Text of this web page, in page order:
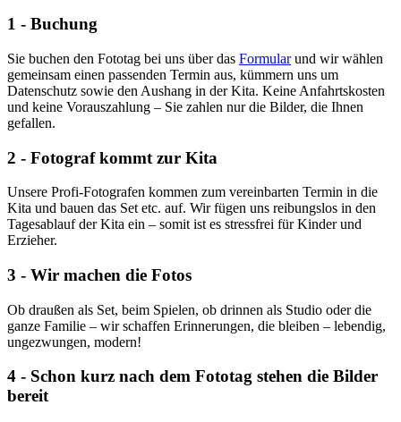
1 - Buchung
Sie buchen den Fototag bei uns über das Formularund wir wählen
gemeinsam einen passenden Termin aus, kümmern uns um
Datenschutz sowie den Aushang in der Kita. Keine Anfahrtskosten
und keine Vorauszahlung – Sie zahlen nur die Bilder, die Ihnen
gefallen.
2 - Fotograf kommt zur Kita
Unsere Profi-Fotografen kommen zum vereinbarten Termin in die
Kita und bauen das Set etc. auf. Wir fügen uns reibungslos in den
Tagesablauf der Kita ein – somit ist es stressfrei für Kinder und
Erzieher.
3 - Wir machen die Fotos
Ob draußen als Set, beim Spielen, ob drinnen als Studio oder die
ganze Familie – wir schaffen Erinnerungen, die bleiben – lebendig,
ungezwungen, modern!
4 - Schon kurz nach dem Fototag stehen die Bilder
bereit